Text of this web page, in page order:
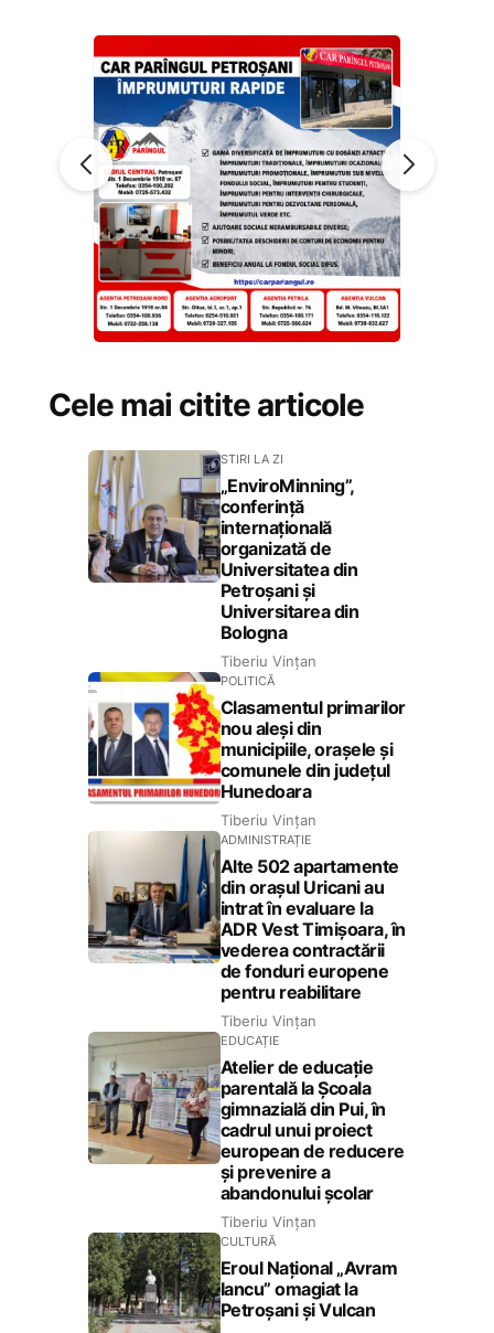
Cele mai citite articole
STIRI LA ZI
„EnviroMinning”,
conferință
internațională
organizată de
Universitatea din
Petroșani și
Universitarea din
Bologna
Tiberiu Vințan
POLITICĂ
Clasamentul primarilor
nou aleși din
municipiile, orașele și
comunele din județul
Hunedoara
Tiberiu Vințan
ADMINISTRAȚIE
Alte 502 apartamente
din orașul Uricani au
intrat în evaluare la
ADR Vest Timișoara, în
vederea contractării
de fonduri europene
pentru reabilitare
Tiberiu Vințan
EDUCAȚIE
Atelier de educație
parentală la Școala
gimnazială din Pui, în
cadrul unui proiect
european de reducere
și prevenire a
abandonului școlar
Tiberiu Vințan
CULTURĂ
Eroul Național „Avram
Iancu” omagiat la
Petroșani și Vulcan